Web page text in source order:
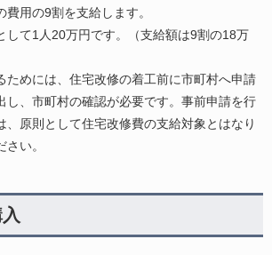
用の9割を支給します。
して1人20万円です。（支給額は9割の18万
ためには、住宅改修の着工前に市町村へ申請
し、市町村の確認が必要です。事前申請を行
、原則として住宅改修費の支給対象とはなり
い。